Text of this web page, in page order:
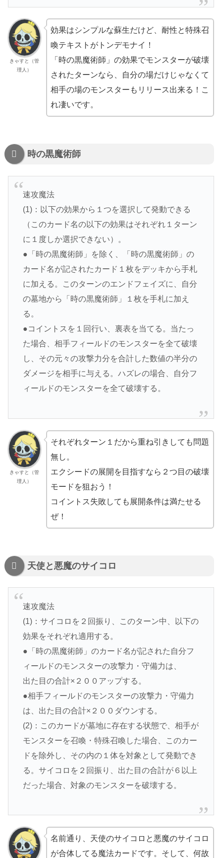
きゃすと（管
理人）
効果はシンプルな蘇生だけど、耐性と特殊召
喚テキストがトンデモナイ！
「時の黒魔術師」の効果でモンスターが破壊
されたターンなら、自分の場だけじゃなくて
相手の場のモンスターもリリース出来る！こ
れ凄いです。
時の黒魔術師
速攻魔法
(1)：以下の効果から１つを選択して発動できる
（このカード名の以下の効果はそれぞれ１ターン
に１度しか選択できない）。
●「時の黒魔術師」を除く、「時の黒魔術師」の
カード名が記されたカード１枚をデッキから手札
に加える。このターンのエンドフェイズに、自分
の墓地から「時の黒魔術師」１枚を手札に加え
る。
●コイントスを１回行い、裏表を当てる。当たっ
た場合、相手フィールドのモンスターを全て破壊
し、その元々の攻撃力分を合計した数値の半分の
ダメージを相手に与える。ハズレの場合、自分フ
ィールドのモンスターを全て破壊する。
きゃすと（管
理人）
それぞれターン１だから重ね引きしても問題
無し。
エクシードの展開を目指すなら２つ目の破壊
モードを狙おう！
コイントス失敗しても展開条件は満たせる
ぜ！
天使と悪魔のサイコロ
速攻魔法
(1)：サイコロを２回振り、このターン中、以下の
効果をそれぞれ適用する。
●「時の黒魔術師」のカード名が記された自分フ
ィールドのモンスターの攻撃力・守備力は、
出た目の合計×２００アップする。
●相手フィールドのモンスターの攻撃力・守備力
は、出た目の合計×２００ダウンする。
(2)：このカードが墓地に存在する状態で、相手が
モンスターを召喚・特殊召喚した場合、このカー
ドを除外し、その内の１体を対象として発動でき
る。サイコロを２回振り、出た目の合計が６以上
だった場合、対象のモンスターを破壊する。
名前通り、天使のサイコロと悪魔のサイコロ
が合体してる魔法カードです。そして、何故